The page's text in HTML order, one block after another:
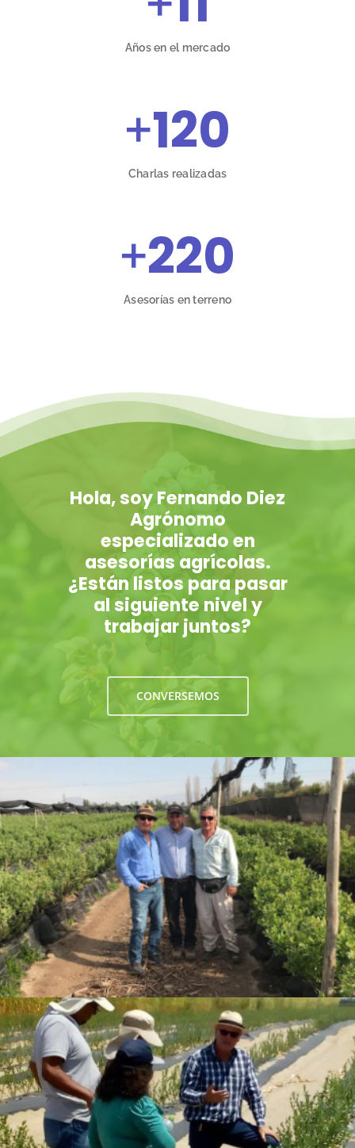
Años en el mercado
+120
Charlas realizadas
+220
Asesorías en terreno
Hola, soy Fernando Diez
Agrónomo
especializado en
asesorías agrícolas.
¿Están listos para pasar
al siguiente nivel y
trabajar juntos?
CONVERSEMOS